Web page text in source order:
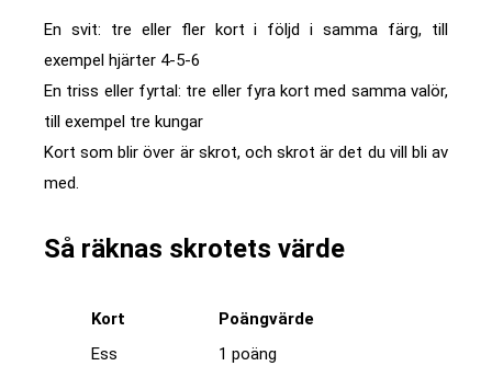
En svit: tre eller fler kort i följd i samma färg, till
exempel hjärter 4-5-6
En triss eller fyrtal: tre eller fyra kort med samma valör,
till exempel tre kungar
Kort som blir över är skrot, och skrot är det du vill bli av
med.
Så räknas skrotets värde
Kort
Poängvärde
Ess
1 poäng